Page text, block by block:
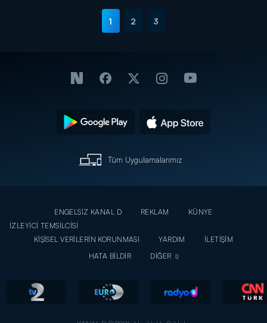
1 2 3
Tüm Uygulamalarımız
ENGELSİZ KANAL D REKLAM
KÜNYE
İZLEYİCİ TEMSİLCİSİ
KİŞİSEL VERİLERİN KORUNMASI
YARDIM
İLETİŞİM
HATA BİLDİR
DİĞER